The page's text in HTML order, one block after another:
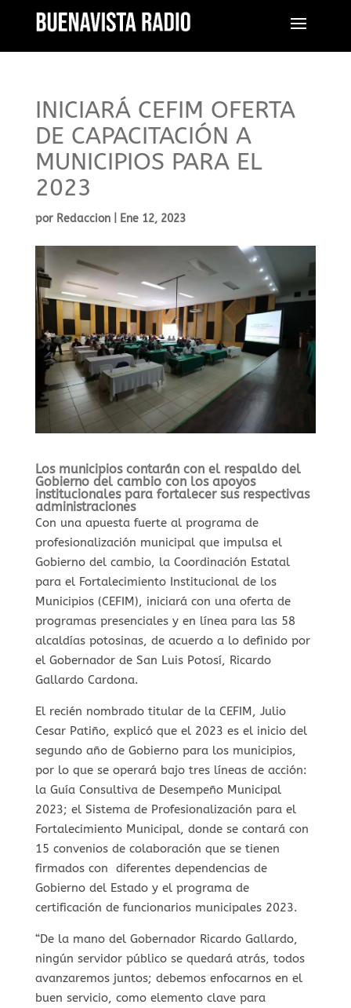
INICIARÁ CEFIM OFERTA
DE CAPACITACIÓN A
MUNICIPIOS PARA EL
2023
por Redaccion| Ene 12, 2023
Los municipios contarán con el respaldo del
Gobierno del cambio con los apoyos
institucionales para fortalecer sus respectivas
administraciones
Con una apuesta fuerte al programa de
profesionalización municipal que impulsa el
Gobierno del cambio, la Coordinación Estatal
para el Fortalecimiento Institucional de los
Municipios (CEFIM), iniciará con una oferta de
programas presenciales y en línea para las 58
alcaldías potosinas, de acuerdo a lo definido por
el Gobernador de San Luis Potosí, Ricardo
Gallardo Cardona.
El recién nombrado titular de la CEFIM, Julio
Cesar Patiño, explicó que el 2023 es el inicio del
segundo año de Gobierno para los municipios,
por lo que se operará bajo tres líneas de acción:
la Guía Consultiva de Desempeño Municipal
2023; el Sistema de Profesionalización para el
Fortalecimiento Municipal, donde se contará con
15 convenios de colaboración que se tienen
firmados con diferentes dependencias de
Gobierno del Estado y el programa de
certificación de funcionarios municipales 2023.
“De la mano del Gobernador Ricardo Gallardo,
ningún servidor público se quedará atrás, todos
avanzaremos juntos; debemos enfocarnos en el
buen servicio, como elemento clave para